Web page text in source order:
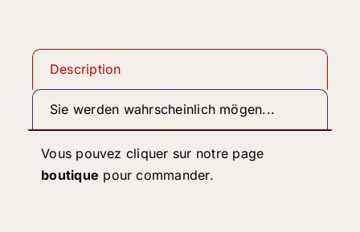
Description
Sie werden wahrscheinlich mögen...
Vous pouvez cliquer sur notre page
boutique pour commander.